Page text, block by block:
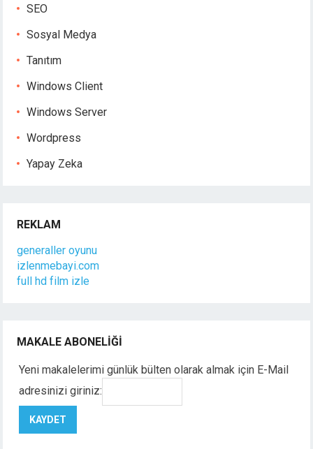
SEO
Sosyal Medya
Tanıtım
Windows Client
Windows Server
Wordpress
Yapay Zeka
REKLAM
generaller oyunu
izlenmebayi.com
full hd film izle
MAKALE ABONELIĞI
Yeni makalelerimi günlük bülten olarak almak için E-Mail
adresinizi giriniz: